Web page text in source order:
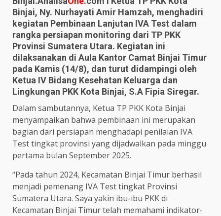
Binjai, Ny. Nurhayati Amir Hamzah, menghadiri
kegiatan Pembinaan Lanjutan IVA Test dalam
rangka persiapan monitoring dari TP PKK
Provinsi Sumatera Utara. Kegiatan ini
dilaksanakan di Aula Kantor Camat Binjai Timur
pada Kamis (14/8), dan turut didampingi oleh
Ketua IV Bidang Kesehatan Keluarga dan
Lingkungan PKK Kota Binjai, S.A Fipia Siregar.
Dalam sambutannya, Ketua TP PKK Kota Binjai
menyampaikan bahwa pembinaan ini merupakan
bagian dari persiapan menghadapi penilaian IVA
Test tingkat provinsi yang dijadwalkan pada minggu
pertama bulan September 2025.
“Pada tahun 2024, Kecamatan Binjai Timur berhasil
menjadi pemenang IVA Test tingkat Provinsi
Sumatera Utara. Saya yakin ibu-ibu PKK di
Kecamatan Binjai Timur telah memahami indikator-